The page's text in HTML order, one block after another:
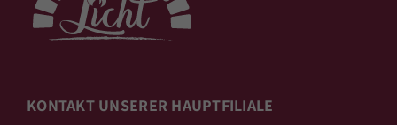
KONTAKT UNSERER HAUPTFILIALE